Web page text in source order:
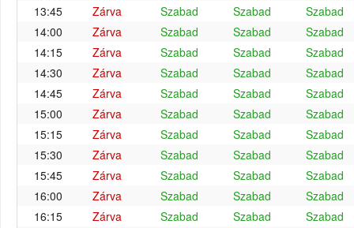
13:45
Zárva Szabad Szabad
Szabad
14:00
Zárva Szabad Szabad
Szabad
14:15
Zárva Szabad Szabad
Szabad
14:30
Zárva Szabad Szabad
Szabad
14:45
Zárva Szabad Szabad
Szabad
15:00
Zárva Szabad Szabad
Szabad
15:15
Zárva Szabad Szabad
Szabad
15:30
Zárva Szabad Szabad
Szabad
15:45
Zárva Szabad Szabad
Szabad
16:00
Zárva Szabad Szabad
Szabad
16:15
Zárva Szabad Szabad Szabad